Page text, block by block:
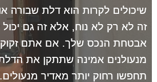
שיכולים לקרות הוא דלת שבורה
זה לא רק לא נוח, אלא זה גם
אבטחת הנכס שלך. אם אתם
מנעולנים אמינה שתתקן את
תחפשו רחוק יותר מאדיר מנעולים.